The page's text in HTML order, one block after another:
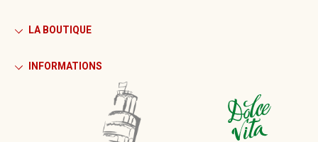
LA BOUTIQUE
INFORMATIONS